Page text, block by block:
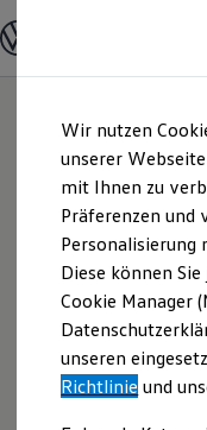
Hauptinhalt
springen
Footer
springen
Modelle und
Modelle
Elektroautos
ENERGY
SUV und CUV
Kombis
Sportwagen
Schnell
Angebote und
Aktuelle
E-Auto-
Volkswagen
Wir nutzen
unserer
mit Ihnen zu
Präferenzen und
Personalisierung
Diese können
Cookie Manager
unseren
Richtlinie und